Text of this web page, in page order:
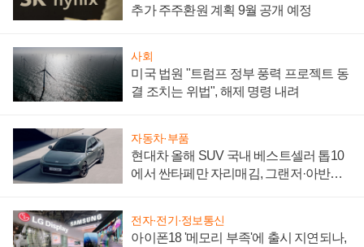
추가 주주환원 계획 9월 공개 예정
사회
미국 법원 "트럼프 정부 풍력 프로젝트 동
결 조치는 위법", 해제 명령 내려
자동차·부품
현대차 올해 SUV 국내 베스트셀러 톱10
에서 싼타페만 자리매김, 그랜저·아반떼
전자·전기·정보통신
아이폰18 '메모리 부족'에 출시 지연되나,